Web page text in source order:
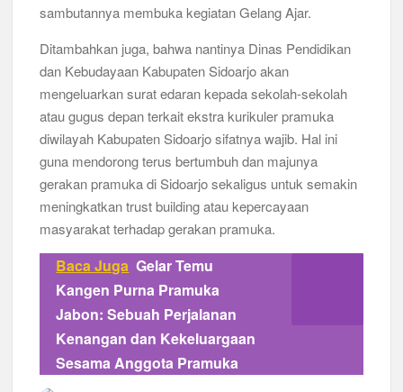
sambutannya membuka kegiatan Gelang Ajar.
Ditambahkan juga, bahwa nantinya Dinas Pendidikan
dan Kebudayaan Kabupaten Sidoarjo akan
mengeluarkan surat edaran kepada sekolah-sekolah
atau gugus depan terkait ekstra kurikuler pramuka
diwilayah Kabupaten Sidoarjo sifatnya wajib. Hal ini
guna mendorong terus bertumbuh dan majunya
gerakan pramuka di Sidoarjo sekaligus untuk semakin
meningkatkan trust building atau kepercayaan
masyarakat terhadap gerakan pramuka.
Baca Juga Gelar Temu
Kangen Purna Pramuka
Jabon: Sebuah Perjalanan
Kenangan dan Kekeluargaan
Sesama Anggota Pramuka